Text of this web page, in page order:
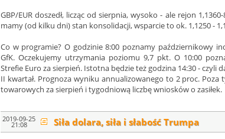
GBP/EUR doszedł, licząc od sierpnia, wysoko - ale rejon
mamy (od kilku dni) stan konsolidacji, wsparcie to ok. 1,1250 -
Co w programie? O godzinie 8:00 poznamy październikowy
GfK. Oczekujemy utrzymania poziomu 9,7 pkt. O 10:00
Strefie Euro za sierpień. Istotna będzie też godzina 14:30 - czyli
II kwartał. Prognoza wyniku annualizowanego to 2 proc.
towarowych za sierpień i tygodniową liczbę wniosków o zasiłek.
2019-09-25
21:08 Siła dolara, siła i słabość Trumpa